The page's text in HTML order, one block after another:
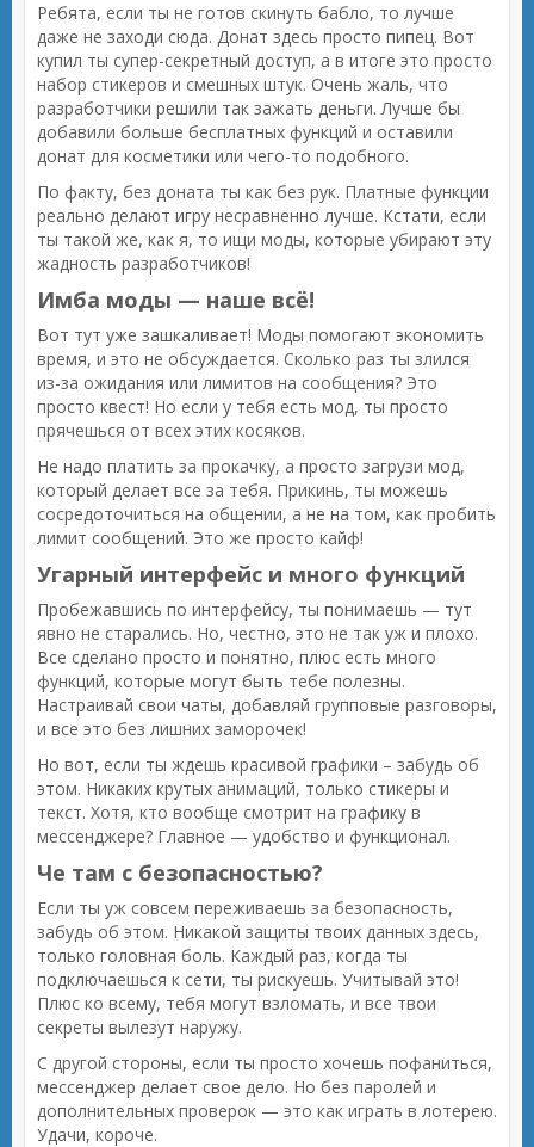
Ребята, если ты не готов скинуть бабло, то лучше
даже не заходи сюда. Донат здесь просто пипец. Вот
купил ты супер-секретный доступ, а в итоге это просто
набор стикеров и смешных штук. Очень жаль, что
разработчики решили так зажать деньги. Лучше бы
добавили больше бесплатных функций и оставили
донат для косметики или чего-то подобного.
По факту, без доната ты как без рук. Платные функции
реально делают игру несравненно лучше. Кстати, если
ты такой же, как я, то ищи моды, которые убирают эту
жадность разработчиков!
Имба моды — наше всё!
Вот тут уже зашкаливает! Моды помогают экономить
время, и это не обсуждается. Сколько раз ты злился
из-за ожидания или лимитов на сообщения? Это
просто квест! Но если у тебя есть мод, ты просто
прячешься от всех этих косяков.
Не надо платить за прокачку, а просто загрузи мод,
который делает все за тебя. Прикинь, ты можешь
сосредоточиться на общении, а не на том, как пробить
лимит сообщений. Это же просто кайф!
Угарный интерфейс и много функций
Пробежавшись по интерфейсу, ты понимаешь — тут
явно не старались. Но, честно, это не так уж и плохо.
Все сделано просто и понятно, плюс есть много
функций, которые могут быть тебе полезны.
Настраивай свои чаты, добавляй групповые разговоры,
и все это без лишних заморочек!
Но вот, если ты ждешь красивой графики – забудь об
этом. Никаких крутых анимаций, только стикеры и
текст. Хотя, кто вообще смотрит на графику в
мессенджере? Главное — удобство и функционал.
Че там с безопасностью?
Если ты уж совсем переживаешь за безопасность,
забудь об этом. Никакой защиты твоих данных здесь,
только головная боль. Каждый раз, когда ты
подключаешься к сети, ты рискуешь. Учитывай это!
Плюс ко всему, тебя могут взломать, и все твои
секреты вылезут наружу.
С другой стороны, если ты просто хочешь пофаниться,
мессенджер делает свое дело. Но без паролей и
дополнительных проверок — это как играть в лотерею.
Удачи, короче.